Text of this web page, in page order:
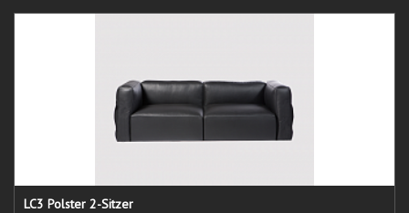
LC3 Polster 2-Sitzer